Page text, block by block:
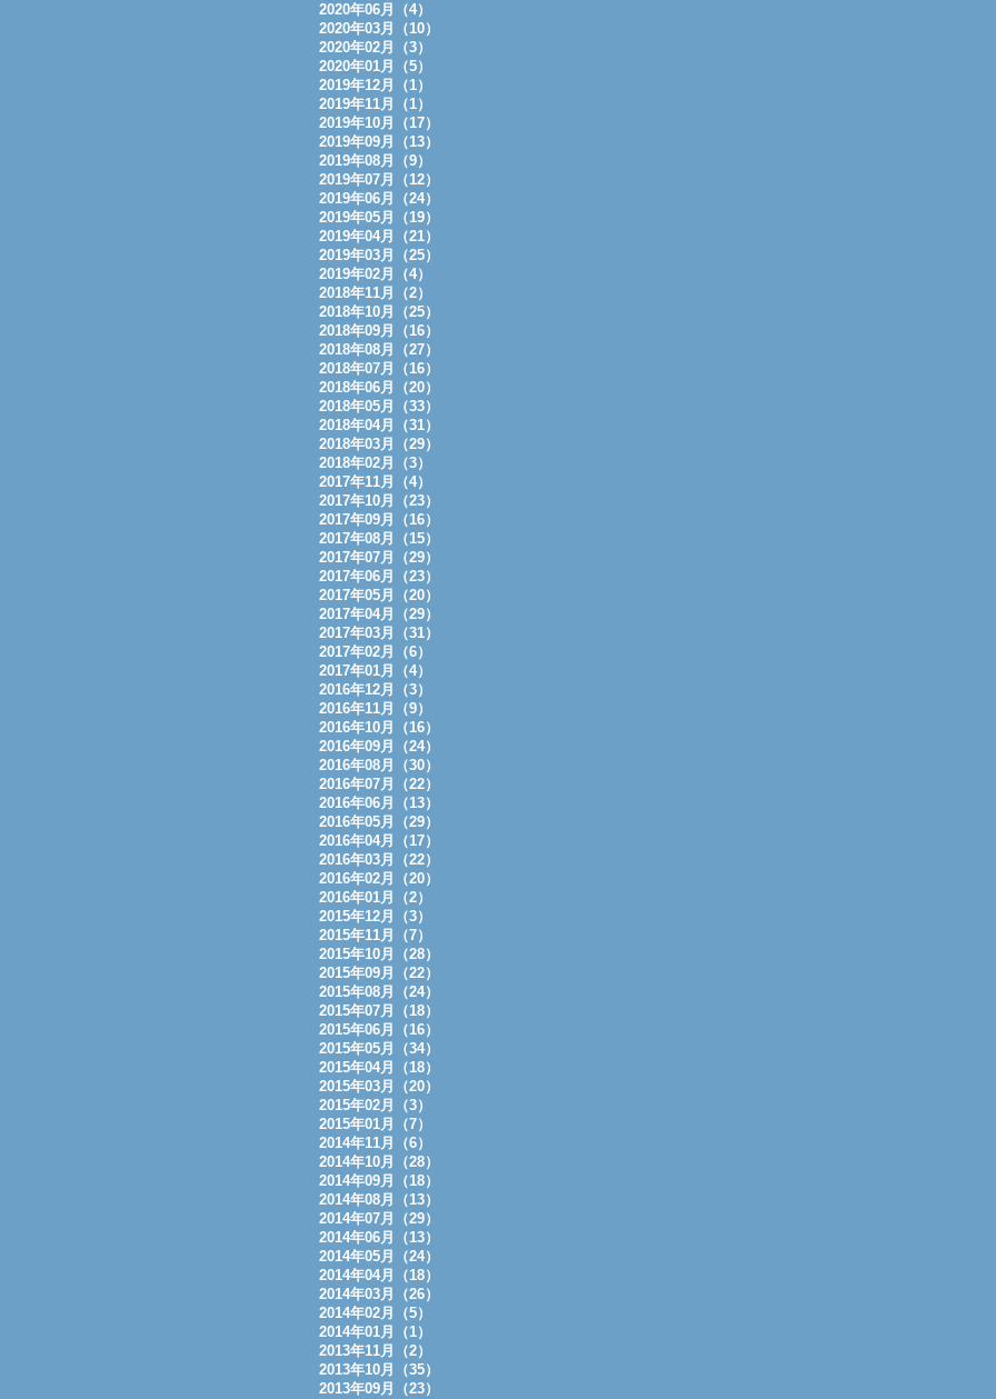
2020年06月（4）
2020年03月（10）
2020年02月（3）
2020年01月（5）
2019年12月（1）
2019年11月（1）
2019年10月（17）
2019年09月（13）
2019年08月（9）
2019年07月（12）
2019年06月（24）
2019年05月（19）
2019年04月（21）
2019年03月（25）
2019年02月（4）
2018年11月（2）
2018年10月（25）
2018年09月（16）
2018年08月（27）
2018年07月（16）
2018年06月（20）
2018年05月（33）
2018年04月（31）
2018年03月（29）
2018年02月（3）
2017年11月（4）
2017年10月（23）
2017年09月（16）
2017年08月（15）
2017年07月（29）
2017年06月（23）
2017年05月（20）
2017年04月（29）
2017年03月（31）
2017年02月（6）
2017年01月（4）
2016年12月（3）
2016年11月（9）
2016年10月（16）
2016年09月（24）
2016年08月（30）
2016年07月（22）
2016年06月（13）
2016年05月（29）
2016年04月（17）
2016年03月（22）
2016年02月（20）
2016年01月（2）
2015年12月（3）
2015年11月（7）
2015年10月（28）
2015年09月（22）
2015年08月（24）
2015年07月（18）
2015年06月（16）
2015年05月（34）
2015年04月（18）
2015年03月（20）
2015年02月（3）
2015年01月（7）
2014年11月（6）
2014年10月（28）
2014年09月（18）
2014年08月（13）
2014年07月（29）
2014年06月（13）
2014年05月（24）
2014年04月（18）
2014年03月（26）
2014年02月（5）
2014年01月（1）
2013年11月（2）
2013年10月（35）
2013年09月（23）